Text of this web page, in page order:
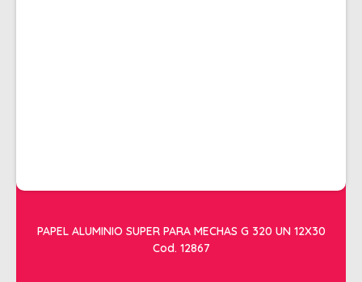
PAPEL ALUMINIO SUPER PARA MECHAS G 320 UN 12X30
Cod. 12867